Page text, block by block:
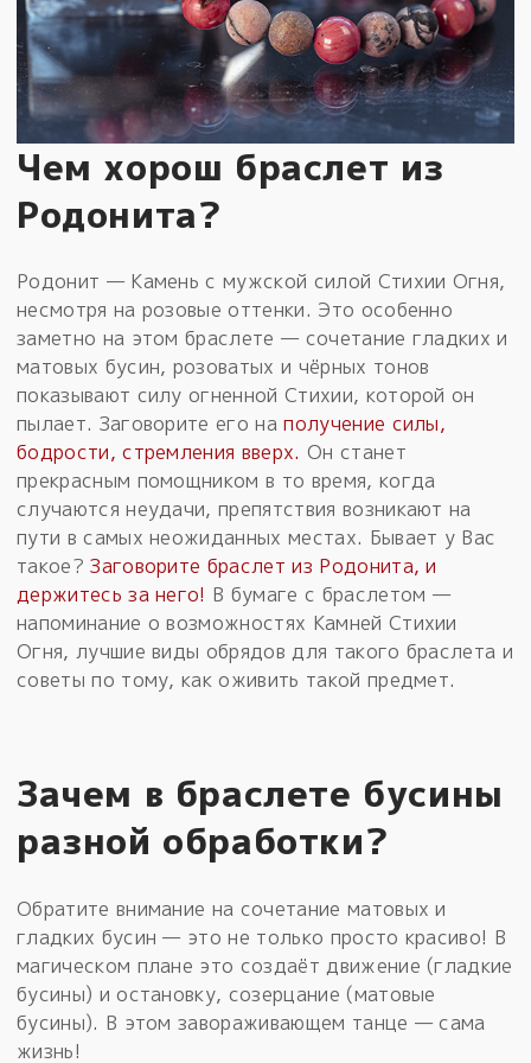
Чем хорош браслет из
Родонита?
Родонит — Камень с мужской силой Стихии Огня,
несмотря на розовые оттенки. Это особенно
заметно на этом браслете — сочетание гладких и
матовых бусин, розоватых и чёрных тонов
показывают силу огненной Стихии, которой он
пылает. Заговорите его наполучение силы,
бодрости, стремления вверх. Он станет
прекрасным помощником в то время, когда
случаются неудачи, препятствия возникают на
пути в самых неожиданных местах. Бывает у Вас
такое?Заговорите браслет из Родонита, и
держитесь за него! В бумаге с браслетом —
напоминание о возможностях Камней Стихии
Огня, лучшие виды обрядов для такого браслета и
советы по тому, как оживить такой предмет.
Зачем в браслете бусины
разной обработки?
Обратите внимание на сочетание матовых и
гладких бусин — это не только просто красиво! В
магическом плане это создаёт движение (гладкие
бусины) и остановку, созерцание (матовые
бусины). В этом завораживающем танце — сама
жизнь!